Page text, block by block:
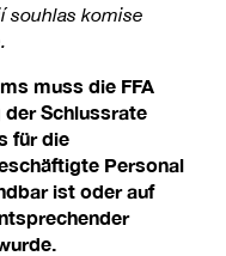
souhlas komise
muss die FFA
Schlussrate
für die
Personal
ist oder auf